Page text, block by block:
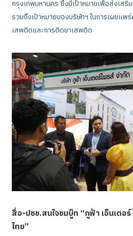
กรุงเทพมหานคร ซึ่งมีเป้าหมายเพื่อส่งเสริ
รวมถึงเป้าหมายของบริษัทฯ ในการเผยแพ
เสพติดและการติดยาเสพติด
สื่อ-ปชช.สนใจชมบู๊ท “ภูฟ้า เอ็นเตอ
ไทย”